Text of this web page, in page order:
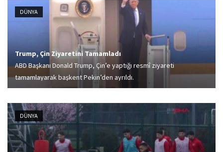
DÜNYA
Trump, Çin Ziyaretini Tamamladı
ABD Başkanı Donald Trump, Çin’e yaptığı resmî ziyareti
tamamlayarak başkent Pekin’den ayrıldı.
DÜNYA